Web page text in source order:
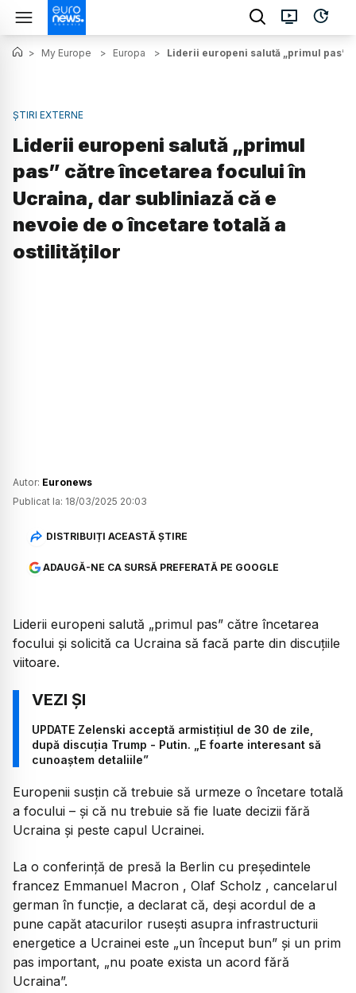
> My Europe > Europa > Liderii europeni salută „primul pas”
ȘTIRI EXTERNE
Liderii europeni salută „primul
pas” către încetarea focului în
Ucraina, dar subliniază că e
nevoie de o încetare totală a
ostilităților
Autor: Euronews
Publicat la: 18/03/2025 20:03
DISTRIBUIȚI ACEASTĂ ȘTIRE
ADAUGĂ-NE CA SURSĂ PREFERATĂ PE GOOGLE
Liderii europeni salută „primul pas” către încetarea
focului și solicită ca Ucraina să facă parte din discuțiile
viitoare.
UPDATE Zelenski acceptă armistițiul de 30 de zile,
după discuția Trump - Putin. „E foarte interesant să
cunoaștem detaliile”
Europenii susțin că trebuie să urmeze o încetare totală
a focului – și că nu trebuie să fie luate decizii fără
Ucraina și peste capul Ucrainei.
La o conferință de presă la Berlin cu președintele
francez Emmanuel Macron , Olaf Scholz , cancelarul
german în funcție, a declarat că, deși acordul de a
pune capăt atacurilor rusești asupra infrastructurii
energetice a Ucrainei este „un început bun” și un prim
pas important, „nu poate exista un acord fără
Ucraina”.